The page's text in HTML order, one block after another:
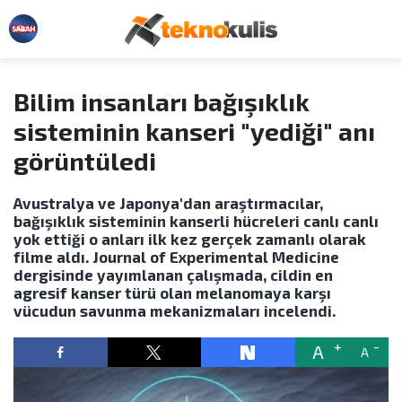
Bilim insanları bağışıklık
sisteminin kanseri "yediği" anı
görüntüledi
Avustralya ve Japonya'dan araştırmacılar,
bağışıklık sisteminin kanserli hücreleri canlı canlı
yok ettiği o anları ilk kez gerçek zamanlı olarak
filme aldı. Journal of Experimental Medicine
dergisinde yayımlanan çalışmada, cildin en
agresif kanser türü olan melanomaya karşı
vücudun savunma mekanizmaları incelendi.
A A